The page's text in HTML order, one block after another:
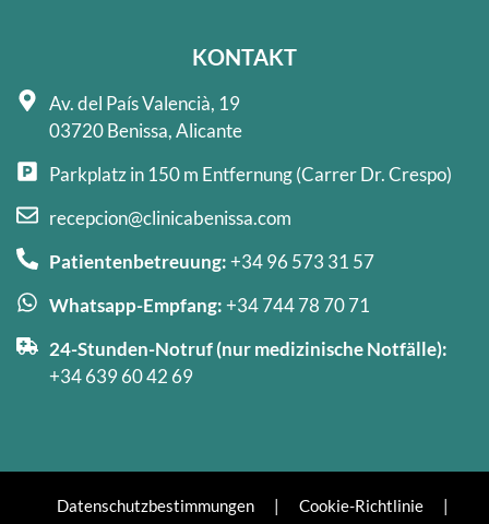
KONTAKT
Av. del País Valencià, 19
03720 Benissa, Alicante
Parkplatz in 150 m Entfernung (Carrer Dr. Crespo)
recepcion@clinicabenissa.com
Patientenbetreuung:+34 96 573 31 57
Whatsapp-Empfang:+34 744 78 70 71
24-Stunden-Notruf (nur medizinische Notfälle):
+34 639 60 42 69
Datenschutzbestimmungen | Cookie-Richtlinie |